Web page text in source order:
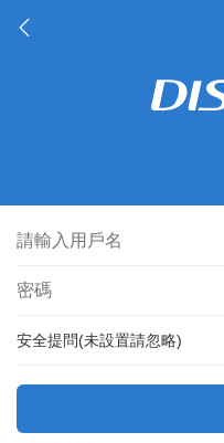
安全提問(未設置請忽略)